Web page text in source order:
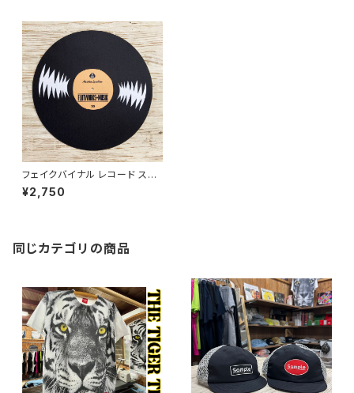
フェイクバイナル レコード スリ
ップマット ターンテーブルマット
フェルト製 12インチ
¥2,750
同じカテゴリの商品